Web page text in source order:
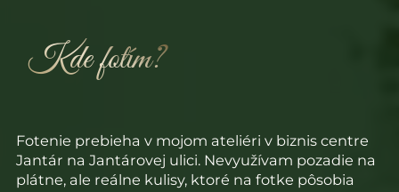
Kde fotím?
Fotenie prebieha v mojom ateliéri v biznis centre
Jantár na Jantárovej ulici. Nevyužívam pozadie na
plátne, ale reálne kulisy, ktoré na fotke pôsobia